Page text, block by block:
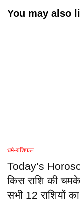
You may also
धर्म-राशिफल
Today’s
किस राशि की
सभी 12 राशियों